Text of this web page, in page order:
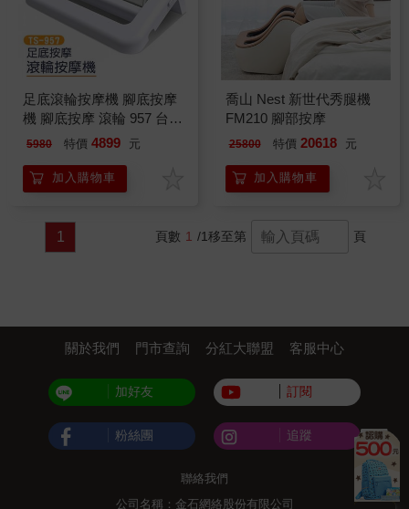
足底滾輪按摩機 腳底按摩
機 腳底按摩 滾輪 957 台灣
製造
5980 特價 4899 元
加入購物車
喬山 Nest 新世代秀腿機
FM210 腳部按摩
25800 特價 20618 元
加入購物車
1 頁數 1 /1移至第 頁
關於我們 門市查詢 分紅大聯盟 客服中心
加好友 訂閱
粉絲團 追蹤
聯絡我們
公司名稱：金石網絡股份有限公司